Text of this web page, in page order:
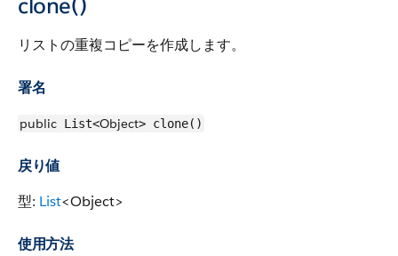
clone()
リストの重複コピーを作成します。
署名
public List<Object> clone()
戻り値
型: List<Object>
使用方法